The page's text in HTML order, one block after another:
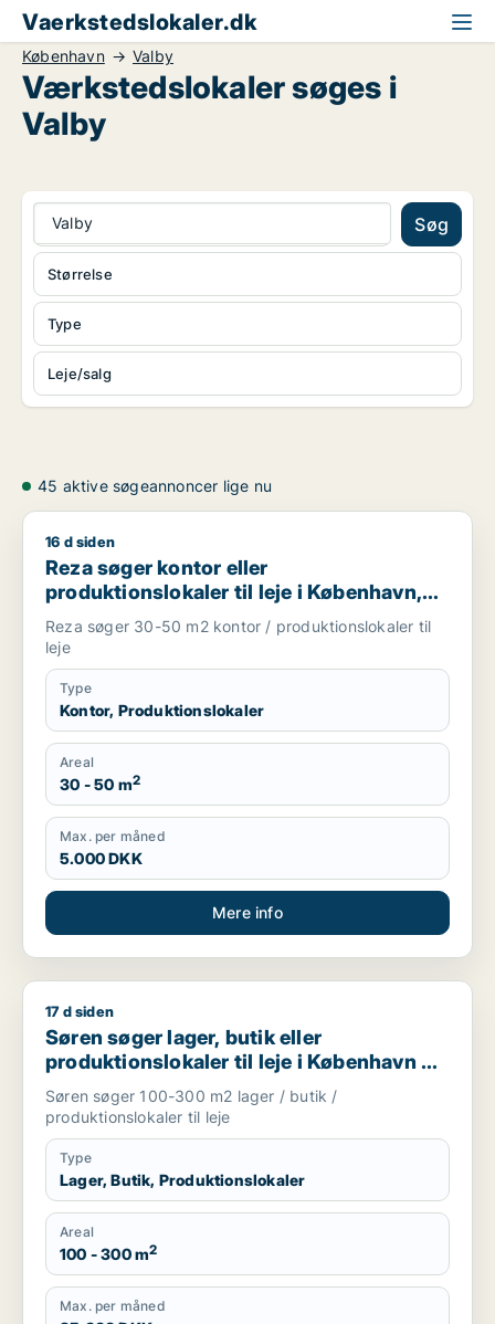
Vaerkstedslokaler.dk
København Valby
Værkstedslokaler søges i
Valby
Valby Søg
Type
Leje/salg
Størrelse
45 aktive søgeannoncer lige nu
Reza søger kontor eller produktionslokaler til leje i
16 d siden
Reza søger kontor eller
produktionslokaler til leje i København,
Frederiksberg eller Ørestad m.fl.
Reza søger 30-50 m2 kontor / produktionslokaler til
leje
Type
Kontor, Produktionslokaler
Areal
30 - 50 m2
Max. per måned
5.000 DKK
Mere info
Søren søger lager, butik eller produktionslokaler til leje i
17 d siden
Søren søger lager, butik eller
produktionslokaler til leje i København K,
Vesterbro eller Frederiksberg m.fl.
Søren søger 100-300 m2 lager / butik /
produktionslokaler til leje
Type
Lager, Butik, Produktionslokaler
Areal
100 - 300 m2
Max. per måned